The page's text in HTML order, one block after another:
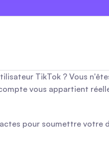
TikTok ? Vous
vous appartient
pour soumettre votre